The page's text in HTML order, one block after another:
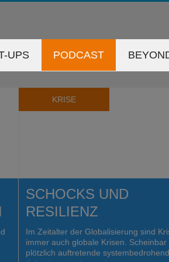
UPS PODCAST
KRISE
SCHOCKS UND
RESILIENZ
Im Zeitalter der Globalisierung sind
immer auch globale Krisen. Scheinbar
plötzlich auftretende